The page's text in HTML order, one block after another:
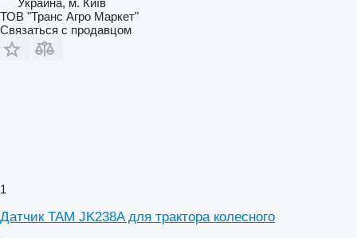
Украина, м. Київ
ТОВ "Транс Агро Маркет"
Связаться с продавцом
1
Датчик TAM JK238A для трактора колесного